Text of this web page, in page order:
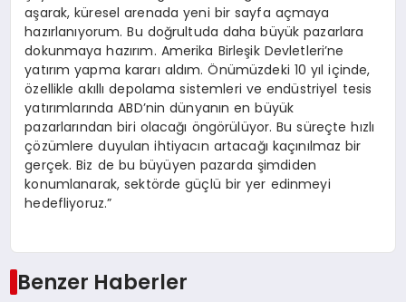
aşarak, küresel arenada yeni bir sayfa açmaya
hazırlanıyorum. Bu doğrultuda daha büyük pazarlara
dokunmaya hazırım. Amerika Birleşik Devletleri’ne
yatırım yapma kararı aldım. Önümüzdeki 10 yıl içinde,
özellikle akıllı depolama sistemleri ve endüstriyel tesis
yatırımlarında ABD’nin dünyanın en büyük
pazarlarından biri olacağı öngörülüyor. Bu süreçte hızlı
çözümlere duyulan ihtiyacın artacağı kaçınılmaz bir
gerçek. Biz de bu büyüyen pazarda şimdiden
konumlanarak, sektörde güçlü bir yer edinmeyi
hedefliyoruz.”
Benzer Haberler